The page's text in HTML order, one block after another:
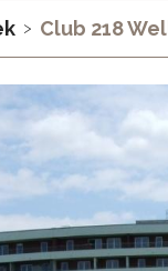
Club 218